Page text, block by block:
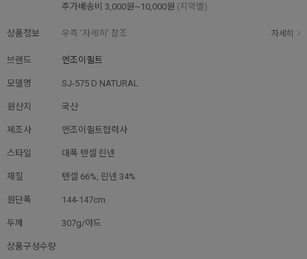
추가배송비 3,000원~10,000원 (지역별)
상품정보 우측 '자세히' 참조 자세히
브랜드 엔조이퀼트
모델명 SJ-575 D NATURAL
원산지 국산
제조사 엔조이퀼트협력사
스타일 대폭 텐셀 린넨
재질 텐셀 66%, 린넨 34%
원단폭 144-147cm
두께 307g/야드
상품구성수량